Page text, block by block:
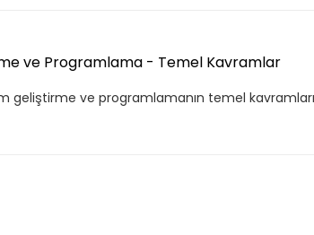
ve Programlama - Temel Kavramlar
geliştirme ve programlamanın temel kavramları
Teklif listende 50
listende 50 adet eğitim bulunuyor. Bu